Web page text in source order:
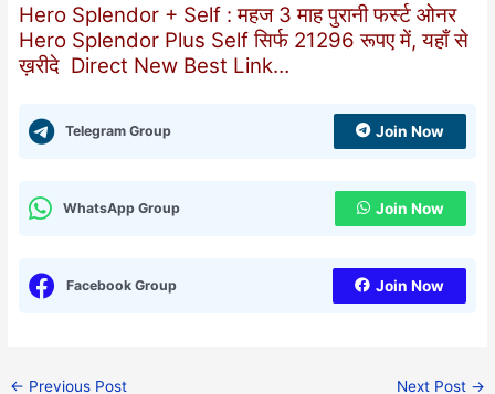
Hero Splendor + Self : महज 3 माह पुरानी फर्स्ट ओनर
Hero Splendor Plus Self सिर्फ 21296 रूपए में, यहाँ से
ख़रीदे Direct New Best Link…
Telegram Group Join Now
WhatsApp Group Join Now
Facebook Group Join Now
← Previous Post Next Post →